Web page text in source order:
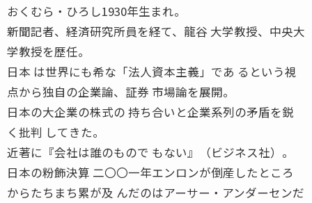
おくむら・ひろし1930年生まれ。
新聞記者、経済研究所員を経て、龍谷 大学教授、中央大
学教授を歴任。
日本 は世界にも希な「法人資本主義」であ るという視
点から独自の企業論、証券 市場論を展開。
日本の大企業の株式の 持ち合いと企業系列の矛盾を鋭
く批判 してきた。
近著に『会社は誰のもので もない』（ビジネス社）。
日本の粉飾決算 二〇〇一年エンロンが倒産したところ
からたちまち累が及 んだのはアーサー・アンダーセンだ